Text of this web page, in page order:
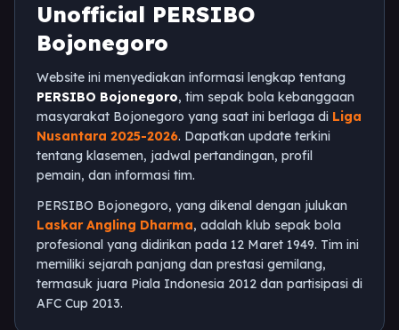
Unofficial PERSIBO
Bojonegoro
Website ini menyediakan informasi lengkap tentang
PERSIBO Bojonegoro, tim sepak bola kebanggaan
masyarakat Bojonegoro yang saat ini berlaga di Liga
Nusantara 2025-2026. Dapatkan update terkini
tentang klasemen, jadwal pertandingan, profil
pemain, dan informasi tim.
PERSIBO Bojonegoro, yang dikenal dengan julukan
Laskar Angling Dharma, adalah klub sepak bola
profesional yang didirikan pada 12 Maret 1949. Tim ini
memiliki sejarah panjang dan prestasi gemilang,
termasuk juara Piala Indonesia 2012 dan partisipasi di
AFC Cup 2013.